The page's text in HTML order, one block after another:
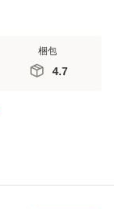
梱包
4.7